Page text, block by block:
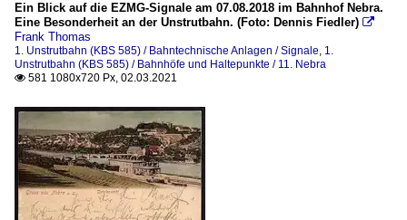
Ein Blick auf die EZMG-Signale am 07.08.2018 im Bahnhof Nebra.
Eine Besonderheit an der Unstrutbahn. (Foto: Dennis Fiedler) 
Frank Thomas
1. Unstrutbahn (KBS 585) / Bahntechnische Anlagen / Signale, 1.
Unstrutbahn (KBS 585) / Bahnhöfe und Haltepunkte / 11. Nebra
 581 1080x720 Px, 02.03.2021